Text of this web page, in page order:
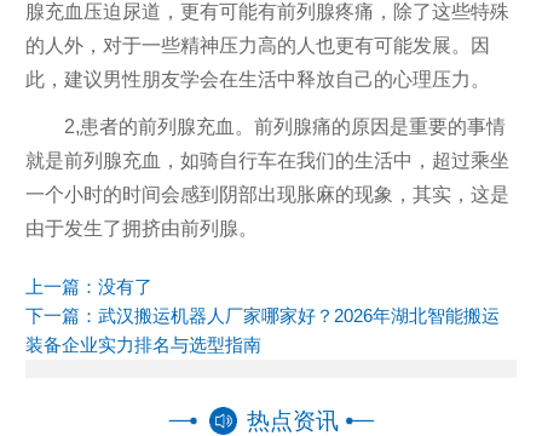
腺充血压迫尿道，更有可能有前列腺疼痛，除了这些特殊
的人外，对于一些精神压力高的人也更有可能发展。因
此，建议男性朋友学会在生活中释放自己的心理压力。
2,患者的前列腺充血。前列腺痛的原因是重要的事情
就是前列腺充血，如骑自行车在我们的生活中，超过乘坐
一个小时的时间会感到阴部出现胀麻的现象，其实，这是
由于发生了拥挤由前列腺。
上一篇：没有了
下一篇： 武汉搬运机器人厂家哪家好？2026年湖北智能搬运
装备企业实力排名与选型指南
热点资讯